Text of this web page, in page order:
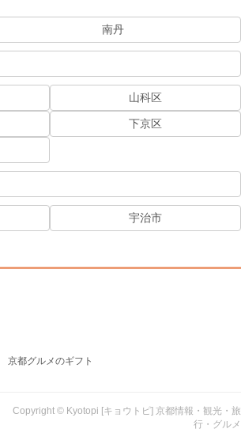
南丹
山科区
下京区
宇治市
京都グルメのギフト
Copyright © Kyotopi [キョウトピ] 京都情報・観光・旅
行・グルメ